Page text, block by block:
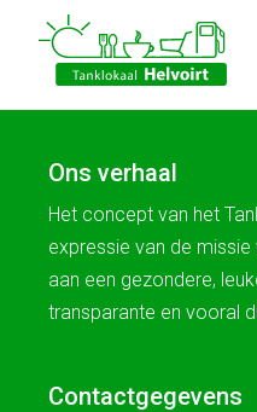
Ons verhaal
Het concept van het
expressie van de
aan een gezondere,
transparante en vooral
Contactgegevens